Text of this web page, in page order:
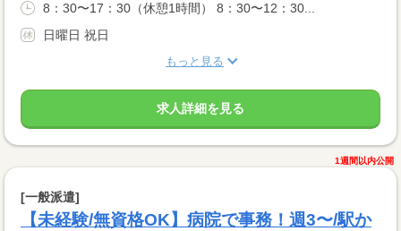
8：30〜17：30（休憩1時間） 8：30〜12：30...
日曜日 祝日
もっと見る
求人詳細を見る
1週間以内公開
[一般派遣]
【未経験/無資格OK】病院で事務！週3〜/駅か